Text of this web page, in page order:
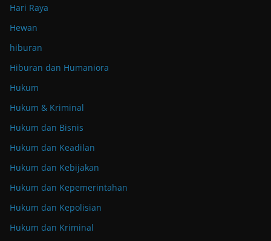
Hari Raya
Hewan
hiburan
Hiburan dan Humaniora
Hukum
Hukum & Kriminal
Hukum dan Bisnis
Hukum dan Keadilan
Hukum dan Kebijakan
Hukum dan Kepemerintahan
Hukum dan Kepolisian
Hukum dan Kriminal